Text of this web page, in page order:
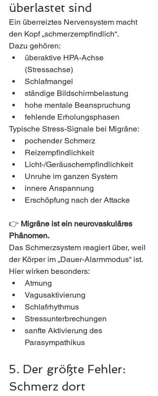
überlastet sind
Ein überreiztes Nervensystem macht
den Kopf „schmerzempfindlich“.
Dazu gehören:
überaktive HPA-Achse
(Stressachse)
Schlafmangel
ständige Bildschirmbelastung
hohe mentale Beanspruchung
fehlende Erholungsphasen
Typische Stress-Signale bei Migräne:
pochender Schmerz
Reizempfindlichkeit
Licht-/Geräuschempfindlichkeit
Unruhe im ganzen System
innere Anspannung
Erschöpfung nach der Attacke
👉 Migräne ist ein neurovaskuläres
Phänomen.
Das Schmerzsystem reagiert über, weil
der Körper im „Dauer-Alarmmodus“ ist.
Hier wirken besonders:
Atmung
Vagusaktivierung
Schlafrhythmus
Stressunterbrechungen
sanfte Aktivierung des
Parasympathikus
5. Der größte Fehler:
Schmerz dort